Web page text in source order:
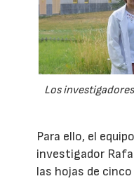
Los
Para ello, el
investigador
las hojas de